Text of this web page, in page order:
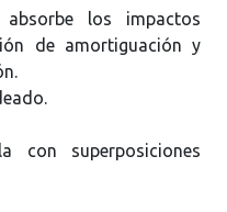
absorbe los impactos
de amortiguación y
con superposiciones